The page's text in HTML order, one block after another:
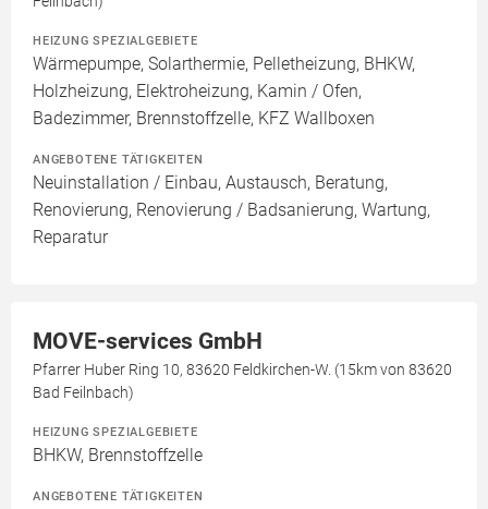
HEIZUNG SPEZIALGEBIETE
Wärmepumpe, Solarthermie, Pelletheizung, BHKW,
Holzheizung, Elektroheizung, Kamin / Ofen,
Badezimmer, Brennstoffzelle, KFZ Wallboxen
ANGEBOTENE TÄTIGKEITEN
Neuinstallation / Einbau, Austausch, Beratung,
Renovierung, Renovierung / Badsanierung, Wartung,
Reparatur
MOVE-services GmbH
Pfarrer Huber Ring 10, 83620 Feldkirchen-W. (15km von 83620
Bad Feilnbach)
HEIZUNG SPEZIALGEBIETE
BHKW, Brennstoffzelle
ANGEBOTENE TÄTIGKEITEN